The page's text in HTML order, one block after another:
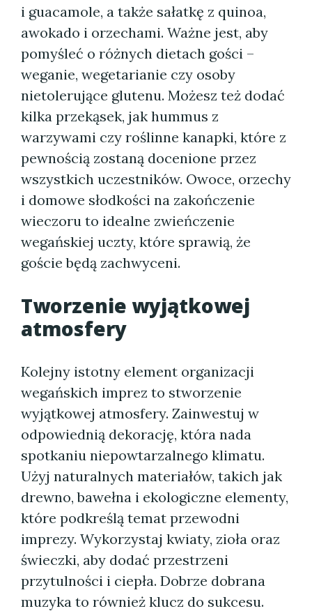
i guacamole, a także sałatkę z quinoa,
awokado i orzechami. Ważne jest, aby
pomyśleć o różnych dietach gości –
weganie, wegetarianie czy osoby
nietolerujące glutenu. Możesz też dodać
kilka przekąsek, jak hummus z
warzywami czy roślinne kanapki, które z
pewnością zostaną docenione przez
wszystkich uczestników. Owoce, orzechy
i domowe słodkości na zakończenie
wieczoru to idealne zwieńczenie
wegańskiej uczty, które sprawią, że
goście będą zachwyceni.
Tworzenie wyjątkowej
atmosfery
Kolejny istotny element organizacji
wegańskich imprez to stworzenie
wyjątkowej atmosfery. Zainwestuj w
odpowiednią dekorację, która nada
spotkaniu niepowtarzalnego klimatu.
Użyj naturalnych materiałów, takich jak
drewno, bawełna i ekologiczne elementy,
które podkreślą temat przewodni
imprezy. Wykorzystaj kwiaty, zioła oraz
świeczki, aby dodać przestrzeni
przytulności i ciepła. Dobrze dobrana
muzyka to również klucz do sukcesu.